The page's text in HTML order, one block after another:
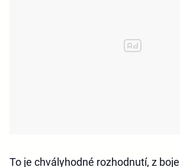
To je chvályhodné rozhodnutí, z